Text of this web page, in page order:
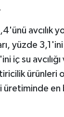
avcılık
yüzde
iç su
ürünleri
üretiminde en